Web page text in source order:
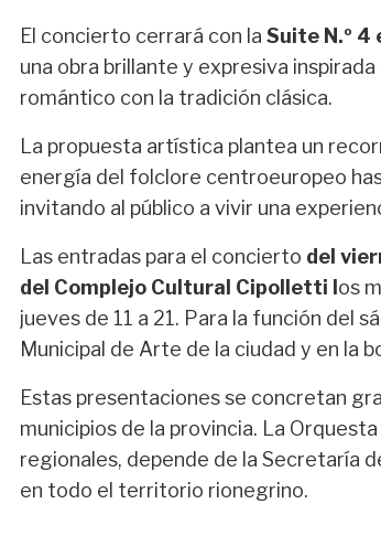
El concierto cerrará con la Suite N.º 4
una obra brillante y expresiva
romántico con la tradición clásica.
La propuesta artística plantea un
energía del folclore centroeuropeo
invitando al público a vivir una
Las entradas para el concierto del
del Complejo Cultural Cipolletti los
jueves de 11 a 21. Para la función del
Municipal de Arte de la ciudad y en la
Estas presentaciones se concretan
municipios de la provincia. La
regionales, depende de la Secretaría
en todo el territorio rionegrino.